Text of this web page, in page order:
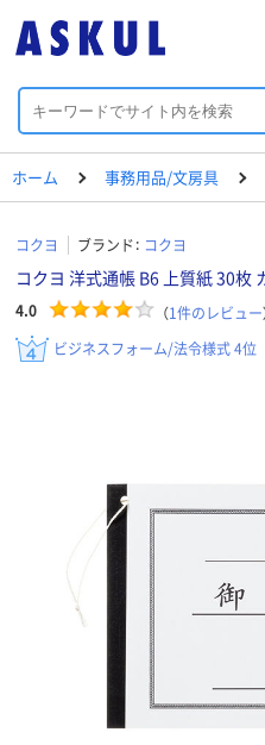
ホーム 事務用品/文房具
コクヨ ブランド： コクヨ
コクヨ 洋式通帳 B6 上質紙 30枚
4.0 （1件のレビュー
ビジネスフォーム/法令様式 4位